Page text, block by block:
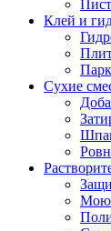
Клей и
Сухие